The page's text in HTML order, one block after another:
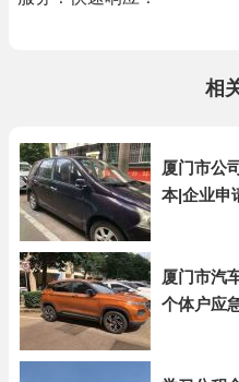
相
厦门市公
本|企业申
厦门市汽
个体户应